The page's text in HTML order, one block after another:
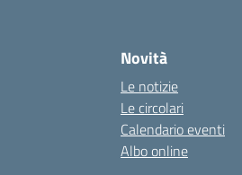
Novità
Le notizie
Le circolari
Calendario eventi
Albo online